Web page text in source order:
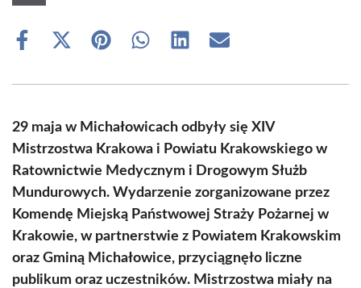
Share
Share
(Twitter)
Share Share Share Share
29 maja w Michałowicach odbyły się XIV
Mistrzostwa Krakowa i Powiatu Krakowskiego w
Ratownictwie Medycznym i Drogowym Służb
Mundurowych. Wydarzenie zorganizowane przez
Komendę Miejską Państwowej Straży Pożarnej w
Krakowie, w partnerstwie z Powiatem Krakowskim
oraz Gminą Michałowice, przyciągnęło liczne
publikum oraz uczestników. Mistrzostwa miały na